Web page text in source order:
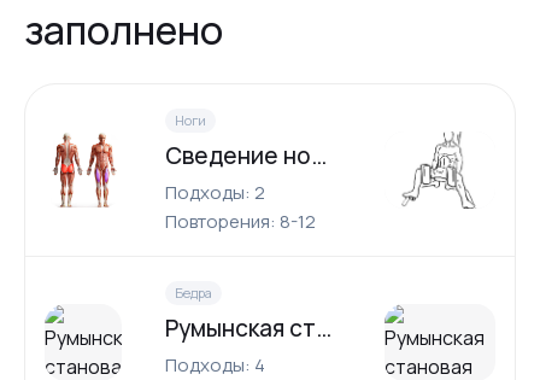
заполнено
Ноги
Сведение ног сидя
Подходы: 2
Повторения: 8-12
Бедра
Румынская становая тяга
Подходы: 4